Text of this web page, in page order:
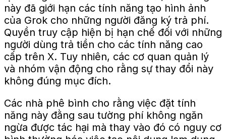
này đã giới hạn các tính năng tạo hình ảnh
của Grok cho những người đăng ký trả phí.
Quyền truy cập hiện bị hạn chế đối với những
người dùng trả tiền cho các tính năng cao
cấp trên X. Tuy nhiên, các cơ quan quản lý
và nhóm vận động cho rằng sự thay đổi này
không đúng mục đích.
Các nhà phê bình cho rằng việc đặt tính
năng này đằng sau tường phí không ngăn
ngừa được tác hại mà thay vào đó có nguy cơ